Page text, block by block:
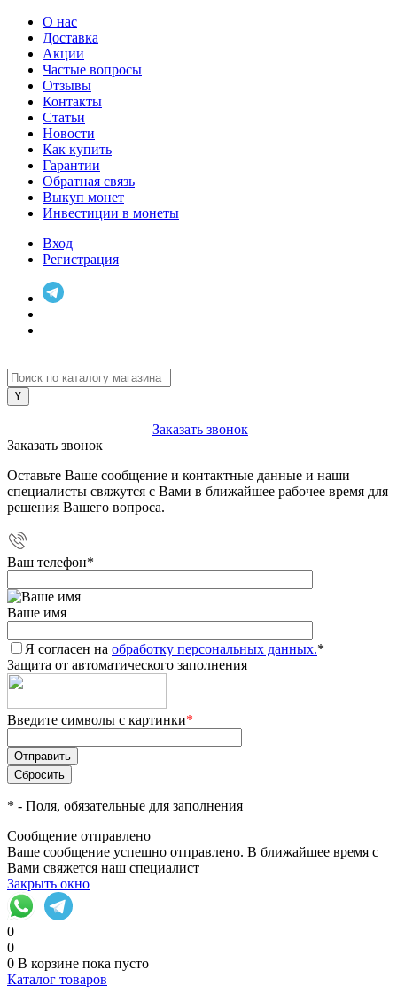
О нас
Доставка
Акции
Частые вопросы
Отзывы
Контакты
Статьи
Новости
Как купить
Гарантии
Обратная связь
Выкуп монет
Инвестиции в монеты
Вход
Регистрация
Заказать звонок
Заказать звонок
Оставьте Ваше сообщение и контактные данные и наши
специалисты свяжутся с Вами в ближайшее рабочее время для
решения Вашего вопроса.
Ваш телефон*
Ваше имя
Я согласен на обработку персональных данных.*
Защита от автоматического заполнения
Введите символы с картинки*
* - Поля, обязательные для заполнения
Сообщение отправлено
Ваше сообщение успешно отправлено. В ближайшее время с
Вами свяжется наш специалист
Закрыть окно
0
0
0 В корзине пока пусто
Каталог товаров